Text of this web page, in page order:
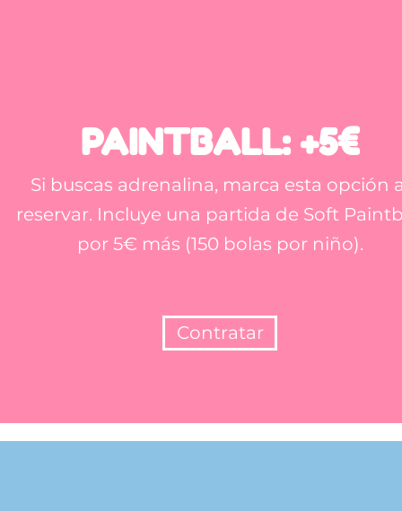
PAINTBALL: +5€
Si buscas adrenalina, marca esta opción
reservar. Incluye una partida de Soft
por 5€ más (150 bolas por niño).
Contratar